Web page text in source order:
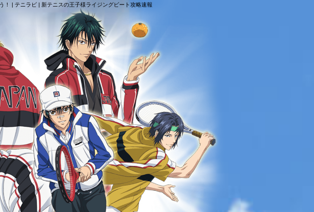
！ | テニラビ | 新テニスの王子様ライジングビート攻略速報